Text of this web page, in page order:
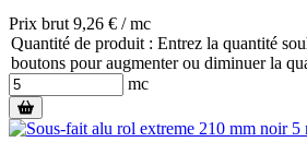
Prix brut 9,26 € / mc
Quantité de produit : Entrez la quantité
boutons pour augmenter ou diminuer la
mc